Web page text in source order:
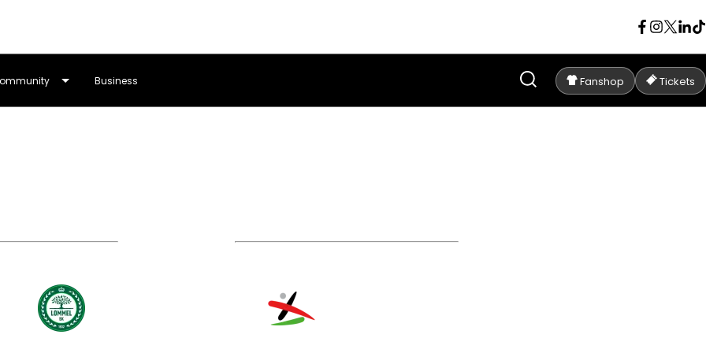
Business Fanshop Tickets